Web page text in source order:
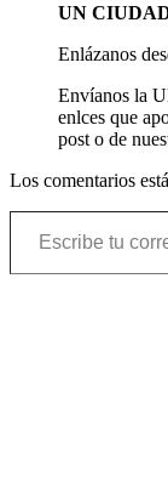
UN
Enlázanos
Envíanos la
enlces que
post o de
Los comentarios
Escribe tu correo electrónico…